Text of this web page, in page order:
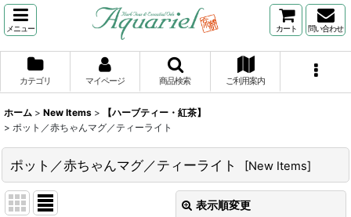
メニュー カート 問い合わせ
カテゴリ マイページ 商品検索 ご利用案内
ホーム > New Items >
【ハーブティー・紅茶】
> ポット／赤ちゃんマグ／ティーライト
ポット／赤ちゃんマグ／ティーライト [New Items]
表示順変更